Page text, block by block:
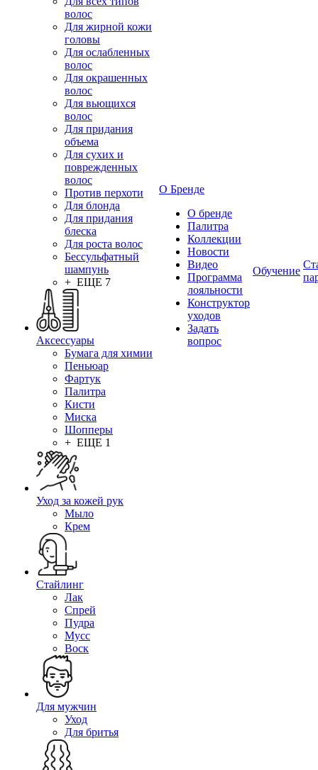
волос
Для жирной кожи
головы
Для ослабленных
волос
Для окрашенных
волос
Для вьющихся
волос
Для придания
объема
Для сухих и
поврежденных
волос
Против перхоти
Для блонда
Для придания
блеска
Для роста волос
Бессульфатный
шампунь
+ ЕЩЕ 7
Аксессуары
Бумага для химии
Пеньюар
Фартук
Палитра
Кисти
Миска
Шопперы
+ ЕЩЕ 1
Уход за кожей рук
Мыло
Крем
Стайлинг
Лак
Спрей
Пудра
Мусс
Воск
Для мужчин
Уход
Для бритья
О Бренде
О бренде
Палитра
Коллекции
Новости
Видео
Программа
лояльности
Конструктор
уходов
Задать
вопрос
Обучение